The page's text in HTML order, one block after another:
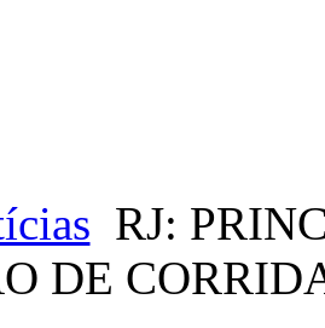
RJ:
DE